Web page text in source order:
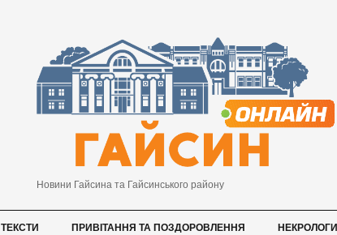
Новини Гайсина та Гайсинського району
ТЕКСТИ ПРИВІТАННЯ ТА ПОЗДОРОВЛЕННЯ НЕКРОЛОГИ